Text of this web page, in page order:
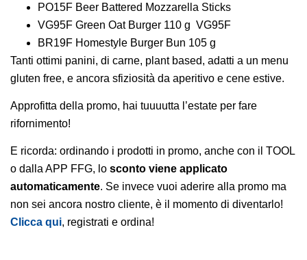
PO15F Beer Battered Mozzarella Sticks
VG95F Green Oat Burger 110 g VG95F
BR19F Homestyle Burger Bun 105 g
Tanti ottimi panini, di carne, plant based, adatti a un menu
gluten free, e ancora sfiziosità da aperitivo e cene estive.
Approfitta della promo, hai tuuuutta l’estate per fare
rifornimento!
E ricorda: ordinando i prodotti in promo, anche con il TOOL
o dalla APP FFG, lo sconto viene applicato
automaticamente. Se invece vuoi aderire alla promo ma
non sei ancora nostro cliente, è il momento di diventarlo!
Clicca qui, registrati e ordina!